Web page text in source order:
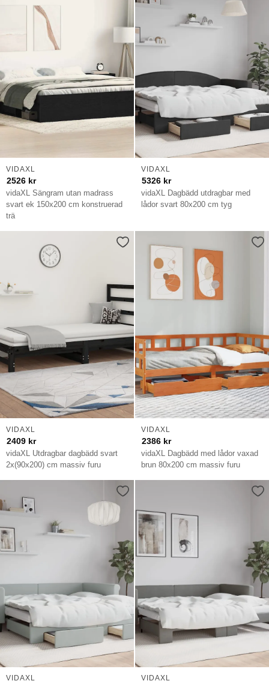
vidaXL Sängram utan madrass
svart ek 150x200 cm konstruerad
trä
VIDAXL
2526 kr
vidaXL Dagbädd utdragbar med
lådor svart 80x200 cm tyg
VIDAXL
5326 kr
vidaXL Utdragbar dagbädd svart
2x(90x200) cm massiv furu
VIDAXL
2409 kr
vidaXL Dagbädd med lådor vaxad
brun 80x200 cm massiv furu
VIDAXL
2386 kr
VIDAXL VIDAXL